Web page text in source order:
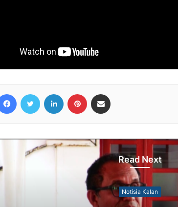
Read Next
Notísia Kalan